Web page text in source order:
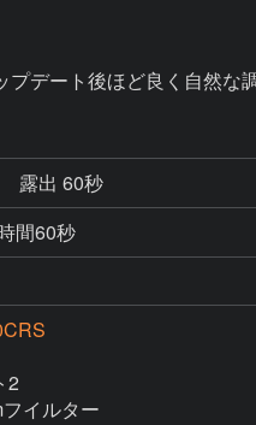
デート後ほど良く自然な
露出 60秒
間60秒
2
イルター